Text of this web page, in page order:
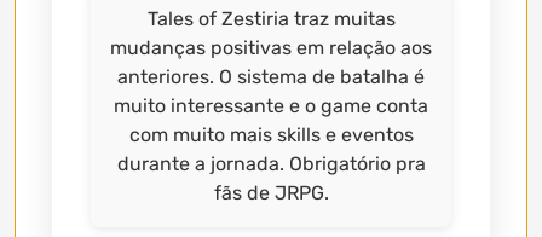
Tales of Zestiria traz muitas
mudanças positivas em relação aos
anteriores. O sistema de batalha é
muito interessante e o game conta
com muito mais skills e eventos
durante a jornada. Obrigatório pra
fãs de JRPG.